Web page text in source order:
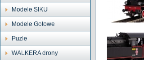
Modele SIKU
Modele Gotowe
Puzle
WALKERA drony